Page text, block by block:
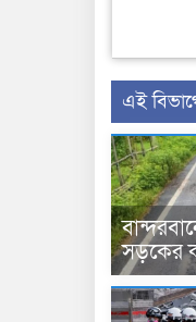
এই
সড়কের